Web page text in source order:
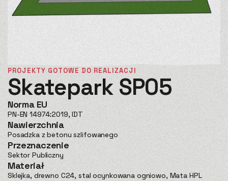
PROJEKTY GOTOWE DO REALIZACJI
Skatepark SP05
Norma EU
PN-EN 14974:2019, IDT
Nawierzchnia
Posadzka z betonu szlifowanego
Przeznaczenie
Sektor Publiczny
Materiał
Sklejka, drewno C24, stal ocynkowana ogniowo, Mata HPL